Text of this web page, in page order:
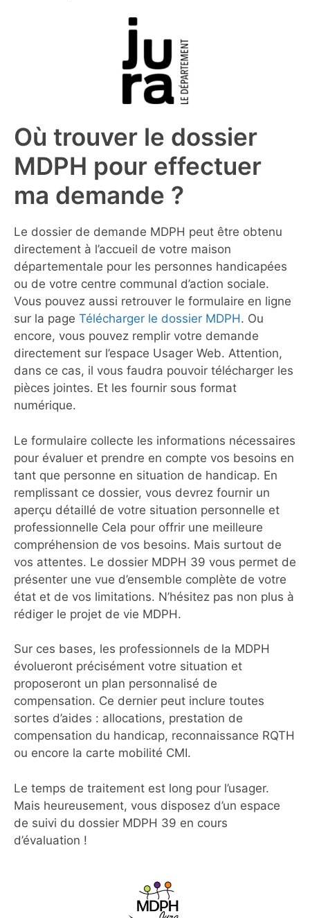
Où trouver le dossier
MDPH pour effectuer
ma demande ?
Le dossier de demande MDPH peut être obtenu
directement à l’accueil de votre maison
départementale pour les personnes handicapées
ou de votre centre communal d’action sociale.
Vous pouvez aussi retrouver le formulaire en ligne
sur la page Télécharger le dossier MDPH. Ou
encore, vous pouvez remplir votre demande
directement sur l’espace Usager Web. Attention,
dans ce cas, il vous faudra pouvoir télécharger les
pièces jointes. Et les fournir sous format
numérique.
Le formulaire collecte les informations nécessaires
pour évaluer et prendre en compte vos besoins en
tant que personne en situation de handicap. En
remplissant ce dossier, vous devrez fournir un
aperçu détaillé de votre situation personnelle et
professionnelle Cela pour offrir une meilleure
compréhension de vos besoins. Mais surtout de
vos attentes. Le dossier MDPH 39 vous permet de
présenter une vue d’ensemble complète de votre
état et de vos limitations. N’hésitez pas non plus à
rédiger le projet de vie MDPH.
Sur ces bases, les professionnels de la MDPH
évolueront précisément votre situation et
proposeront un plan personnalisé de
compensation. Ce dernier peut inclure toutes
sortes d’aides : allocations, prestation de
compensation du handicap, reconnaissance RQTH
ou encore la carte mobilité CMI.
Le temps de traitement est long pour l’usager.
Mais heureusement, vous disposez d’un espace
de suivi du dossier MDPH 39 en cours
d’évaluation !